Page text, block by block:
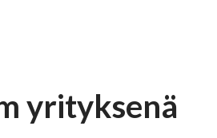
yrityksenä